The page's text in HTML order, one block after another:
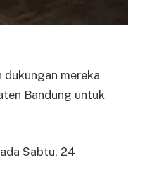
dukungan mereka
Bandung untuk
Sabtu, 24